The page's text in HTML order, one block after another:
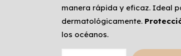
manera rápida y eficaz. Ideal
dermatológicamente.
los océanos.